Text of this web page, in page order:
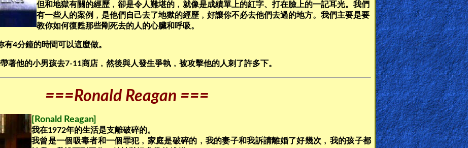
但和地獄有關的經歷﹐卻是令人難堪的﹐就像是成績單上的紅字、打在臉上的一記耳光。我們
有一些人的案例﹐是他們自己去了地獄的經歷﹐好讓你不必去他們去過的地方。我們主要是要
教你如何復甦那些剛死去的人的心臟和呼吸。
4分鐘的時間可以這麼做。
著他的小男孩去7-11商店﹐然後與人發生爭執﹐被攻擊他的人刺了許多下。
===Ronald Reagan ===
[Ronald Reagan]
我在1972年的生活是支離破碎的。
我曾是一個吸毒者和一個罪犯﹐家庭是破碎的﹐我的妻子和我訴請離婚了好幾次﹐我的孩子都